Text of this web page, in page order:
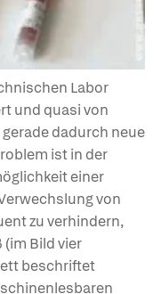
Labor
und quasi von
dadurch neue
ist in der
einer
von
zu verhindern,
(im Bild vier
beschriftet